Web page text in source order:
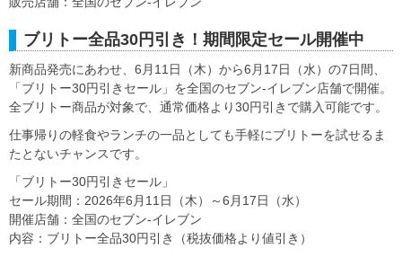
ブリトー全品30円引き！期間限定セール開催中
新商品発売にあわせ、6月11日（木）から6月17日（水）の7日間、
「ブリトー30円引きセール」を全国のセブン‐イレブン店舗で開催。
全ブリトー商品が対象で、通常価格より30円引きで購入可能です。
仕事帰りの軽食やランチの一品としても手軽にブリトーを試せるま
たとないチャンスです。
「ブリトー30円引きセール」
セール期間：2026年6月11日（木）～6月17日（水）
開催店舗：全国のセブン‐イレブン
内容：ブリトー全品30円引き（税抜価格より値引き）